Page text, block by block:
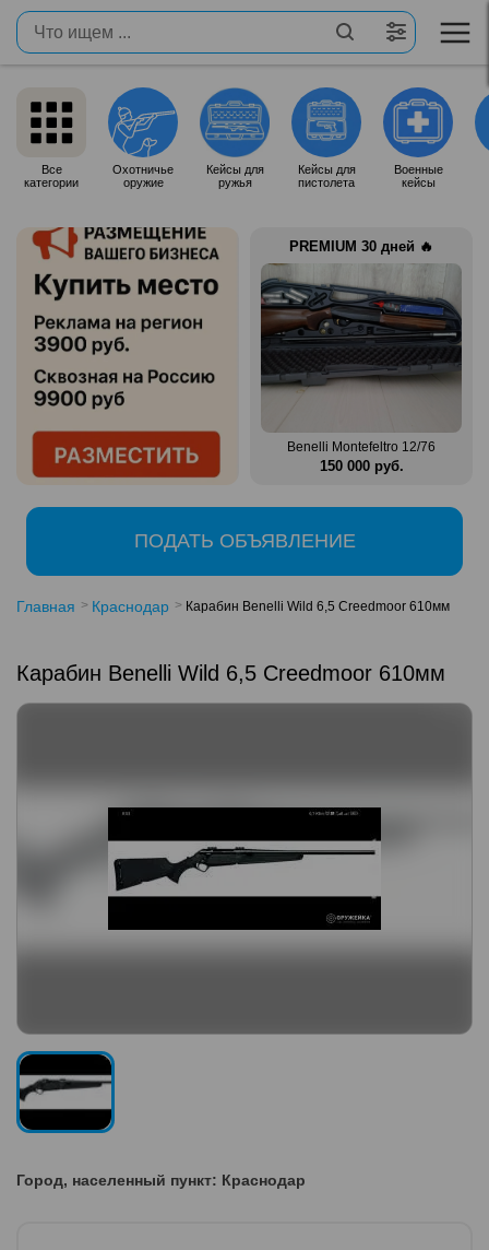
Все
категории
Охотничье
оружие
Кейсы для
ружья
Кейсы для
пистолета
Военные
кейсы
PREMIUM 30 дней 🔥
Продам итальянское ружье
Silma M70
80 000 руб.
Benelli Montefeltro 12/76
150 000 руб.
ПОДАТЬ ОБЪЯВЛЕНИЕ
Главная Краснодар Карабин Benelli Wild 6,5 Creedmoor 610мм
Карабин Benelli Wild 6,5 Creedmoor 610мм
Город, населенный пункт: Краснодар